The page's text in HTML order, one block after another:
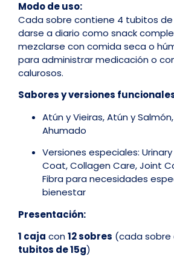
Modo de uso:
Cada sobre contiene 4 tubitos de
darse a diario como snack
mezclarse con comida seca o
para administrar medicación o
calurosos.
Sabores y versiones
Atún y Vieiras, Atún y
Ahumado
Versiones especiales: Urinary
Coat, Collagen Care, Joint
Fibra para necesidades
bienestar
Presentación:
1 caja con12 sobres (cada sobre
tubitos de 15g)